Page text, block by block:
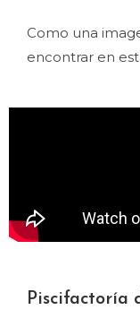
Como una
encontrar en
Piscifactoría